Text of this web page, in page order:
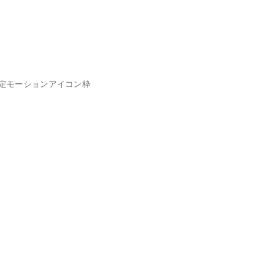
モーションアイコン枠